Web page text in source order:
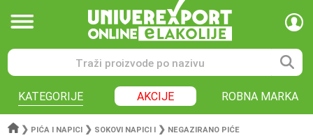
KATEGORIJE AKCIJE ROBNA MARKA
❯ PIĆA I NAPICI ❯ SOKOVI NAPICI I ❯ NEGAZIRANO PIĆE